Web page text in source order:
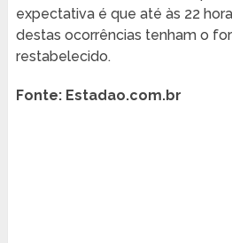
expectativa é que até às 22
destas ocorrências tenham o
restabelecido.
Fonte: Estadao.com.br